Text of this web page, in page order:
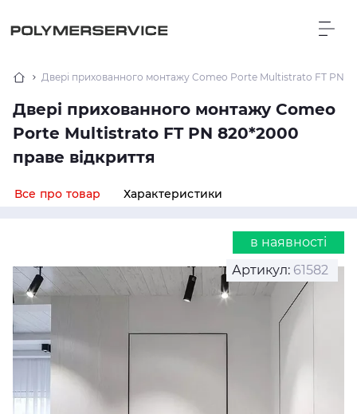
Двері прихованного монтажу Comeo Porte Multistrato FT PN
Двері прихованного монтажу Comeo
Porte Multistrato FT PN 820*2000
праве відкриття
Все про товар Характеристики
в наявності
Артикул: 61582